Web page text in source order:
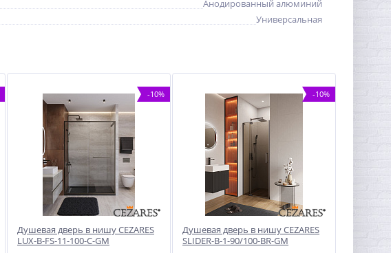
Анодированный алюминий
Универсальная
-10%
Душевая дверь в нишу CEZARES
LUX-B-FS-11-100-C-GM
-10%
Душевая дверь в нишу CEZARES
SLIDER-B-1-90/100-BR-GM